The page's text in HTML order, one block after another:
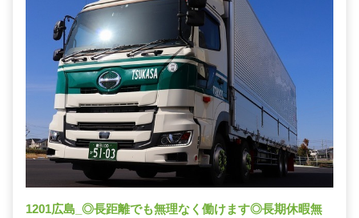
1201広島_◎長距離でも無理なく働けます◎長期休暇無